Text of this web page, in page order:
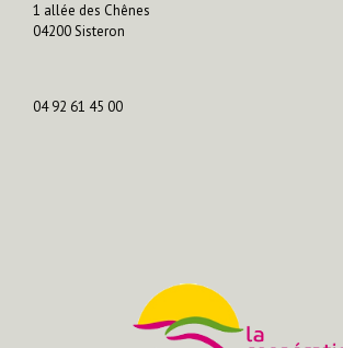
1 allée des Chênes
04200 Sisteron
04 92 61 45 00